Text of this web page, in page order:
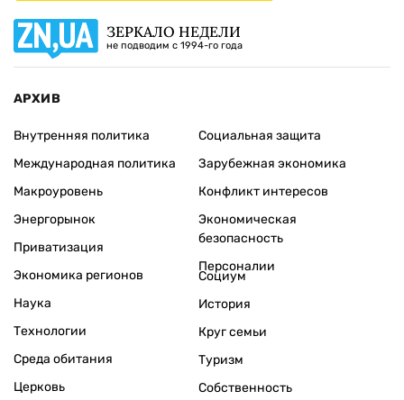
ЗЕРКАЛО НЕДЕЛИ
не подводим с 1994-го года
АРХИВ
Внутренняя политика
Международная политика
Макроуровень
Энергорынок
Приватизация
Экономика регионов
Социальная защита
Зарубежная экономика
Конфликт интересов
Экономическая
безопасность
Персоналии
Наука
Технологии
Среда обитания
Церковь
Социум
История
Круг семьи
Туризм
Собственность